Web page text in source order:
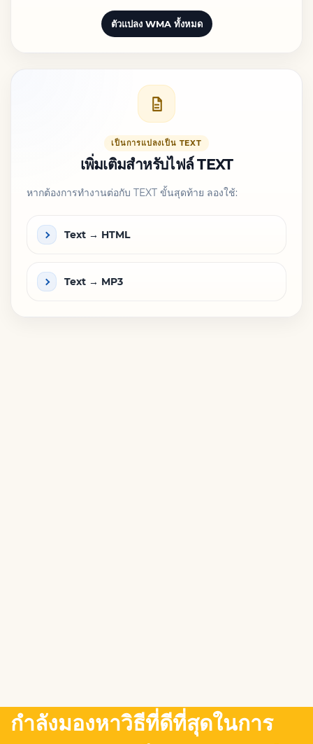
ตัวแปลง WMA ทั้งหมด
เป็นการแปลงเป็น TEXT
เพิ่มเติมสำหรับไฟล์ TEXT
หากต้องการทำงานต่อกับ TEXT ขั้นสุดท้าย ลองใช้:
Text → HTML
Text → MP3
กำลังมองหาวิธีที่ดีที่สุดในการ